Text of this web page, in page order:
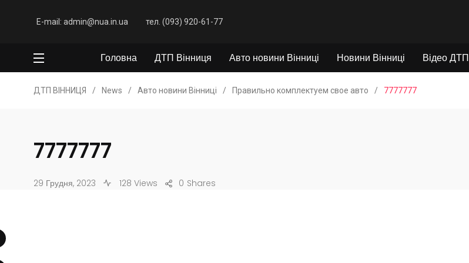
E-mail: admin@nua.in.ua тел. (093) 920-61-77
Головна ДТП Вінниця Авто новини Вінниці Новини Вінниці Відео ДТП
ДТП ВІННИЦЯ / News / Авто новини Вінниці / Правильно комплектуем свое авто / 7777777
7777777
29 Грудня, 2023 128 Views Shares
0